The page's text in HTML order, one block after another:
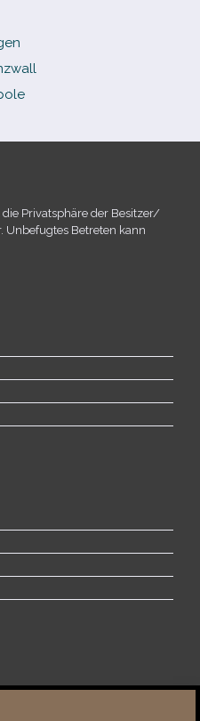
Privatsphäre der Besitzer/​
Unbefugtes Betreten kann